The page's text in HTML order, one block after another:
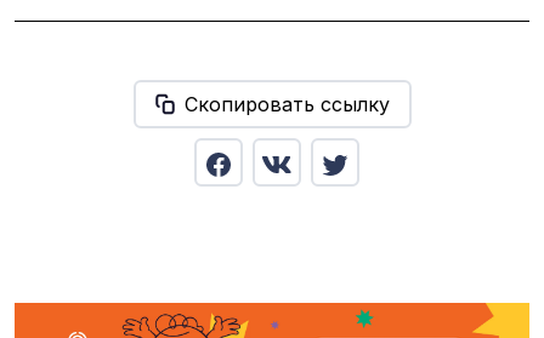
Скопировать ссылку